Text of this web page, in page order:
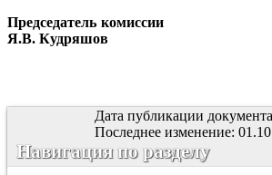
Председатель комиссии
Я.В. Кудряшов
Дата публикации
Последнее изменение:
Навигация по разделу